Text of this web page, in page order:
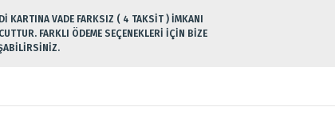
KARTINA VADE FARKSIZ ( 4 TAKSİT ) İMKANI
FARKLI ÖDEME SEÇENEKLERİ İÇİN BİZE